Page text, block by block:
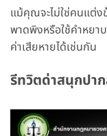
แม้คุณจะไม่ใช่คนแต่ง
พาดพิงหรือใช้คำหยา
ค่าเสียหายได้เช่นกัน
รีทวิตด่าสนุกปา